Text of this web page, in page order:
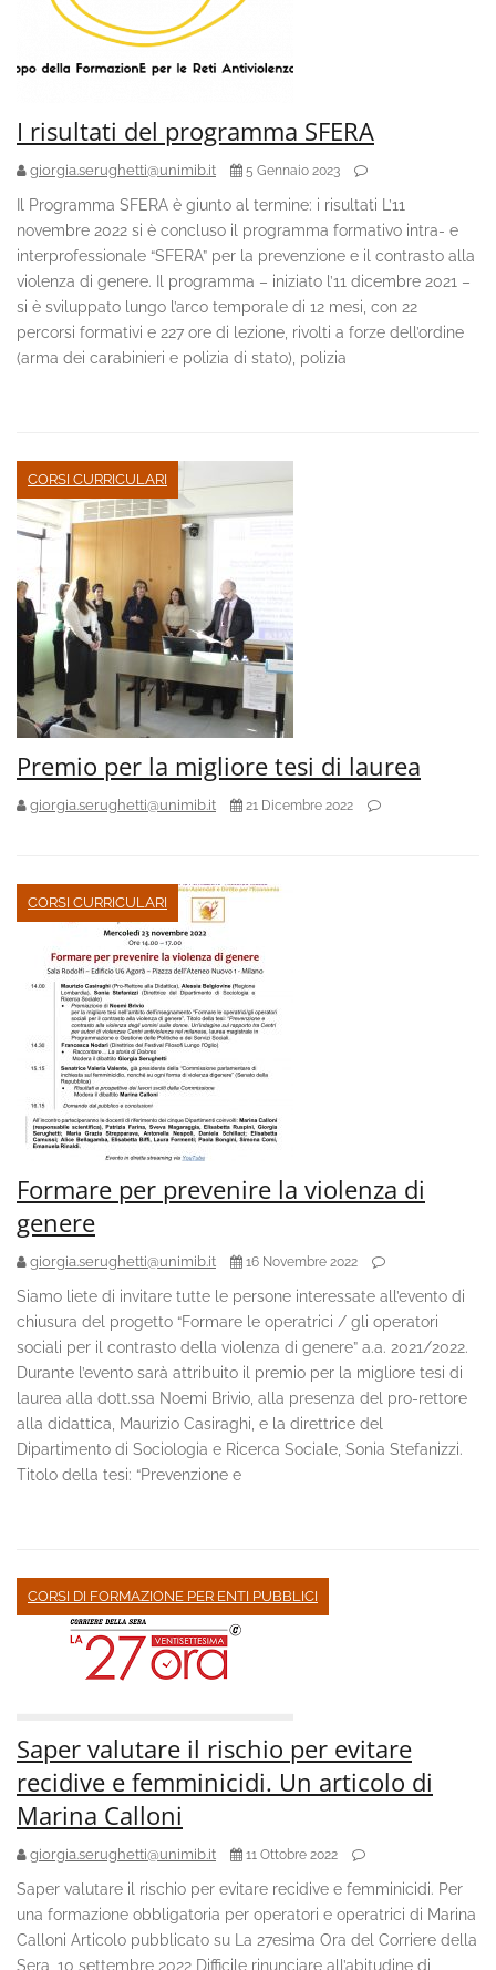
I risultati del programma SFERA
giorgia.serughetti@unimib.it 5 Gennaio 2023
Il Programma SFERA è giunto al termine: i risultati L’11
novembre 2022 si è concluso il programma formativo intra- e
interprofessionale “SFERA” per la prevenzione e il contrasto alla
violenza di genere. Il programma – iniziato l’11 dicembre 2021 –
si è sviluppato lungo l’arco temporale di 12 mesi, con 22
percorsi formativi e 227 ore di lezione, rivolti a forze dell’ordine
(arma dei carabinieri e polizia di stato), polizia
CORSI CURRICULARI
Premio per la migliore tesi di laurea
giorgia.serughetti@unimib.it 21 Dicembre 2022
CORSI CURRICULARI
Formare per prevenire la violenza di
genere
giorgia.serughetti@unimib.it 16 Novembre 2022
Siamo liete di invitare tutte le persone interessate all’evento di
chiusura del progetto “Formare le operatrici / gli operatori
sociali per il contrasto della violenza di genere” a.a. 2021/2022.
Durante l’evento sarà attribuito il premio per la migliore tesi di
laurea alla dott.ssa Noemi Brivio, alla presenza del pro-rettore
alla didattica, Maurizio Casiraghi, e la direttrice del
Dipartimento di Sociologia e Ricerca Sociale, Sonia Stefanizzi.
Titolo della tesi: “Prevenzione e
CORSI DI FORMAZIONE PER ENTI PUBBLICI
Saper valutare il rischio per evitare
recidive e femminicidi. Un articolo di
Marina Calloni
giorgia.serughetti@unimib.it 11 Ottobre 2022
Saper valutare il rischio per evitare recidive e femminicidi. Per
una formazione obbligatoria per operatori e operatrici di Marina
Calloni Articolo pubblicato su La 27esima Ora del Corriere della
Sera, 10 settembre 2022 Difficile rinunciare all’abitudine di